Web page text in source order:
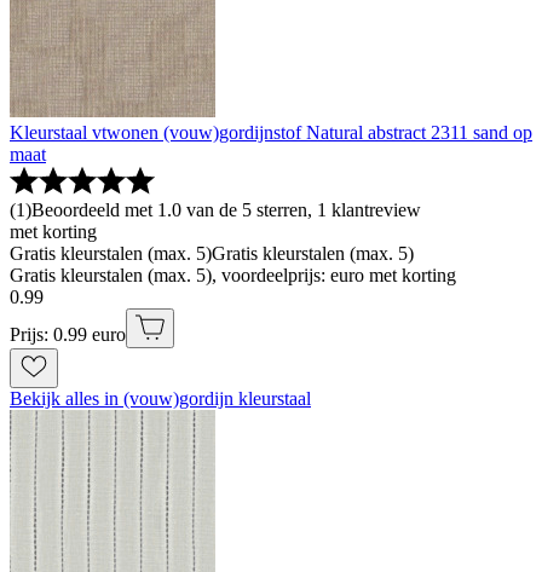
Kleurstaal vtwonen (vouw)gordijnstof Natural abstract 2311 sand op
maat
(1)Beoordeeld met 1.0 van de 5 sterren, 1 klantreview
met korting
Gratis kleurstalen (max. 5)Gratis kleurstalen (max. 5)
Gratis kleurstalen (max. 5), voordeelprijs: euro met korting
0.99
Prijs: 0.99 euro
Bekijk alles in (vouw)gordijn kleurstaal